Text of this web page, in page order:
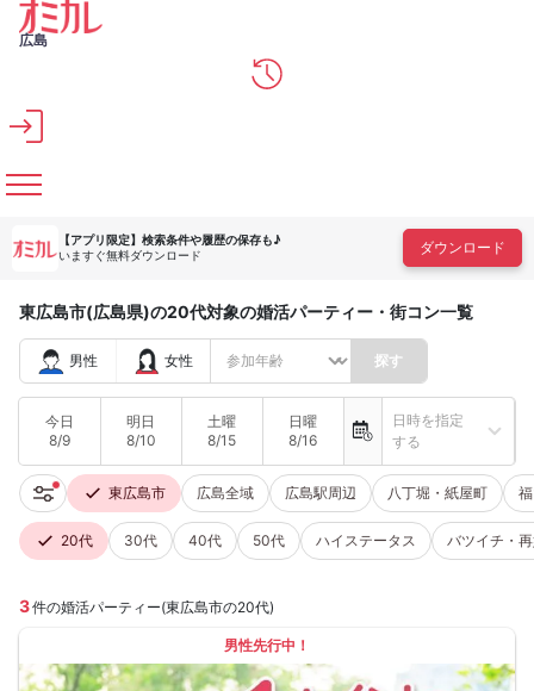
メインコンテンツへスキップ
広島
【アプリ限定】 検索条件や履歴の保存も♪
いますぐ無料ダウンロード
ダウンロード
東広島市(広島県)の20代対象の婚活パーティー・街コン一覧
男性 女性 探す
今日
8/9
明日
8/10
土曜
8/15
日曜
8/16
日時を指定
する
東広島市 広島全域 広島駅周辺 八丁堀・紙屋町
20代 30代 40代 50代 ハイステータス バツイチ・
3件の婚活パーティー(東広島市の20代)
男性先行中！